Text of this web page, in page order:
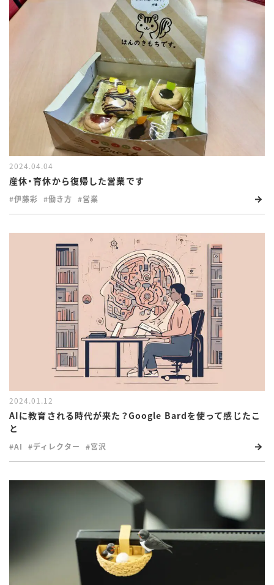
2024.04.04
産休・育休から復帰した営業です
#伊藤彩 #働き方 #営業
2024.01.12
AIに教育される時代が来た？Google Bardを使って感じたこ
と
#AI #ディレクター #宮沢